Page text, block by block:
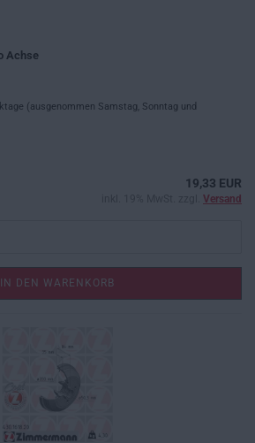
Achse
(ausgenommen Samstag, Sonntag und
19,33 EUR
Versand
IN DEN WARENKORB